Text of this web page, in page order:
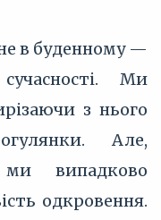
в буденному —
Ми
з нього
Але,
випадково
одкровення.